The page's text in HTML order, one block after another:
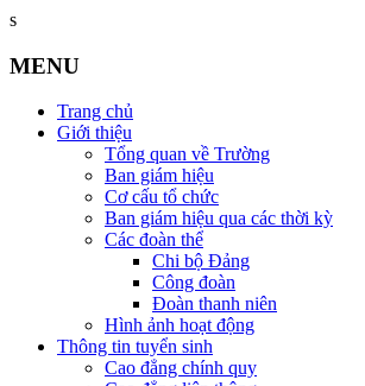
s
MENU
Trang chủ
Giới thiệu
Tổng quan về Trường
Ban giám hiệu
Cơ cấu tổ chức
Ban giám hiệu qua các thời kỳ
Các đoàn thể
Chi bộ Đảng
Công đoàn
Đoàn thanh niên
Hình ảnh hoạt động
Thông tin tuyển sinh
Cao đẳng chính quy